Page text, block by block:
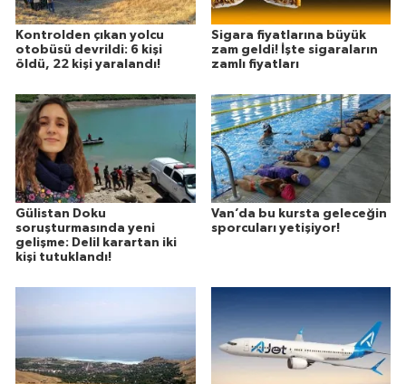
Kontrolden çıkan yolcu
otobüsü devrildi: 6 kişi
öldü, 22 kişi yaralandı!
Sigara fiyatlarına büyük
zam geldi! İşte sigaraların
zamlı fiyatları
Gülistan Doku
soruşturmasında yeni
gelişme: Delil karartan iki
kişi tutuklandı!
Van’da bu kursta geleceğin
sporcuları yetişiyor!